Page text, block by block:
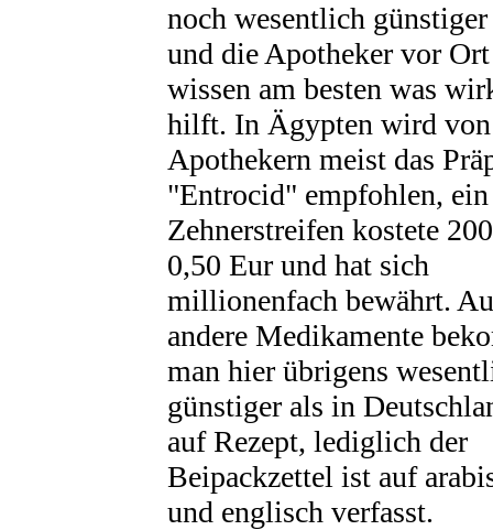
noch wesentlich
und die Apotheker vor Ort
wissen am besten was
hilft. In Ägypten wird von
Apothekern meist das
"Entrocid" empfohlen, ein
Zehnerstreifen kostete
0,50 Eur und hat sich
millionenfach bewährt.
andere Medikamente
man hier übrigens
günstiger als in
auf Rezept, lediglich der
Beipackzettel ist auf
und englisch verfasst.